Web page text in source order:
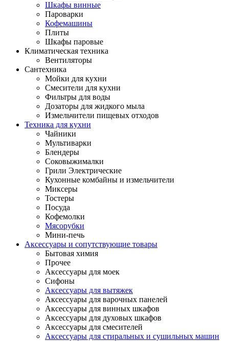
Шкафы винные
Пароварки
Кофемашины
Плиты
Шкафы паровые
Климатическая техника
Вентиляторы
Сантехника
Мойки для кухни
Смесители для кухни
Фильтры для воды
Дозаторы для жидкого мыла
Измельчители пищевых отходов
Техника для кухни
Чайники
Мультиварки
Блендеры
Соковыжималки
Грили Электрические
Кухонные комбайны и измельчители
Миксеры
Тостеры
Посуда
Кофемолки
Мясорубки
Мини-печь
Аксессуары и сопутствующие товары
Бытовая химия
Прочее
Аксессуары для моек
Сифоны
Аксессуары для вытяжек
Аксессуары для варочных панелей
Аксессуары для винных шкафов
Аксессуары для духовых шкафов
Аксессуары для смесителей
Аксессуары для стиральных и сушильных машин